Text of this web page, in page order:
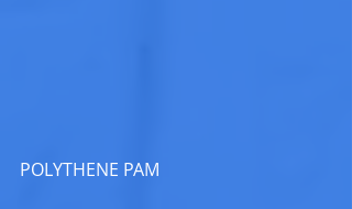
POLYTHENE PAM